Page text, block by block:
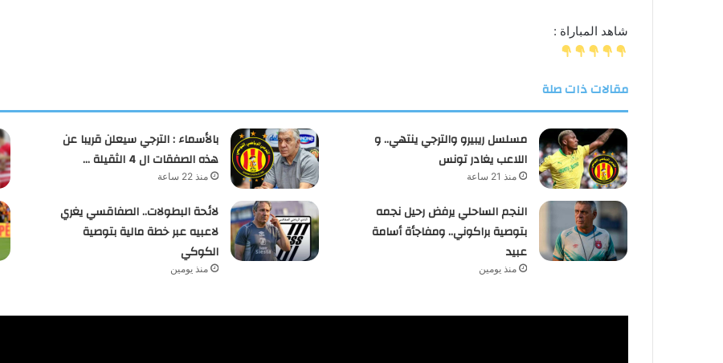
شاهد المباراة :
مقالات ذات صلة
مسلسل ريبيرو والترجي ينتهي.. و
اللاعب يغادر تونس
منذ 21 ساعة
بالأسماء : الترجي سيعلن قريبا عن
هذه الصفقات ال 4 الثقيلة …
منذ 22 ساعة
النجم الساحلي يرفض رحيل نجمه
بتوصية براكوني.. ومفاجأة أسامة
عبيد
منذ يومين
لائحة البطولات.. الصفاقسي يغري
لاعبيه عبر خطة مالية بتوصية
الكوكي
منذ يومين